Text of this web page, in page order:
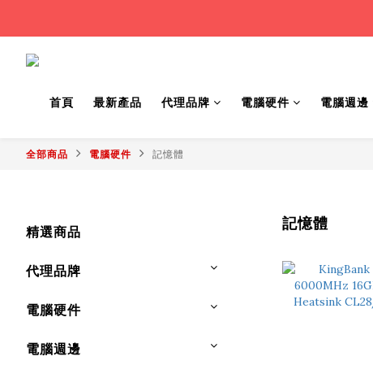
首頁 最新產品 代理品牌 電腦硬件 電腦週邊
全部商品 電腦硬件 記憶體
精選商品
代理品牌
電腦硬件
電腦週邊
記憶體